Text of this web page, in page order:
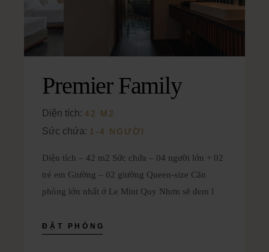
Premier Family
Diện tích:42 M2
Sức chứa: 1-4 NGƯỜI
Diện tích – 42 m2 Sức chứa – 04 người lớn + 02
trẻ em Giường – 02 giường Queen-size Căn
phòng lớn nhất ở Le Mint Quy Nhơn sẽ đem l
ĐẶT PHÒNG